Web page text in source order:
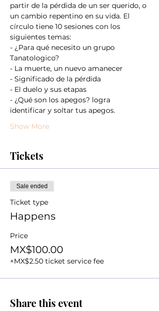
partir de la pérdida de un ser querido, o
un cambio repentino en su vida. El
círculo tiene 10 sesiones con los
siguientes temas:
- ¿Para qué necesito un grupo
Tanatologico?
- La muerte, un nuevo amanecer
- Significado de la pérdida
- El duelo y sus etapas
- ¿Qué son los apegos? logra
identificar y soltar tus apegos.
Show More
Tickets
Sale ended
Ticket type
Happens
Price
MX$100.00
+MX$2.50 ticket service fee
Share this event